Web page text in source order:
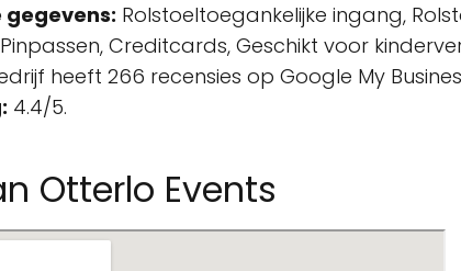
Rolstoeltoegankelijke ingang,
Creditcards, Geschikt voor
heeft 266 recensies op Google My
4.4/5.
Otterlo Events